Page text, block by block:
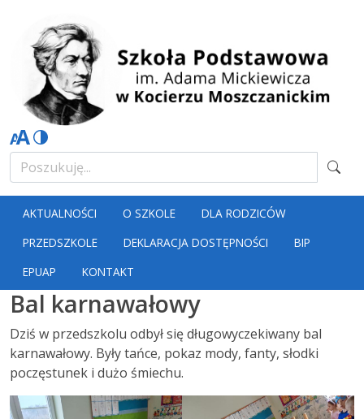
AKTUALNOŚCI O SZKOLE
DLA RODZICÓW
PRZEDSZKOLE
DEKLARACJA DOSTĘPNOŚCI
BIP
EPUAP
KONTAKT
Bal karnawałowy
Dziś w przedszkolu odbył się długowyczekiwany bal
karnawałowy. Były tańce, pokaz mody, fanty, słodki
poczęstunek i dużo śmiechu.